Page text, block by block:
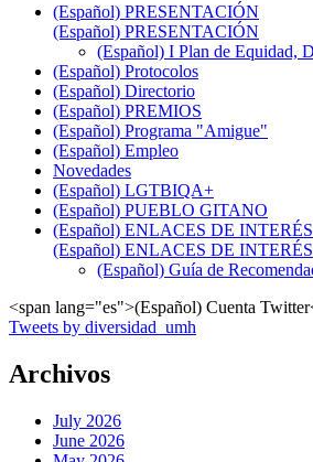
(Español) PRESENTACIÓN
(Español) PRESENTACIÓN
(Español) I Plan de Equidad,
(Español) Protocolos
(Español) Directorio
(Español) PREMIOS
(Español) Programa "Amigue"
(Español) Empleo
Novedades
(Español) LGTBIQA+
(Español) PUEBLO GITANO
(Español) ENLACES DE INTERÉS
(Español) ENLACES DE INTERÉS
(Español) Guía de
<span lang="es">(Español) Cuenta
Tweets by diversidad_umh
Archivos
July 2026
June 2026